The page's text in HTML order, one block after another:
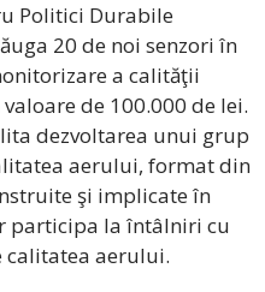
Politici Durabile
20 de noi senzori în
a calităţii
de 100.000 de lei.
dezvoltarea unui grup
aerului, format din
şi implicate în
participa la întâlniri cu
aerului.